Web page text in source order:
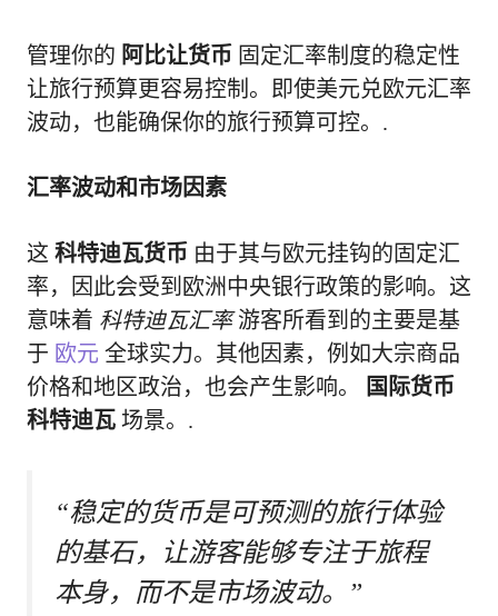
管理你的 阿比让货币 固定汇率制度的稳定性
让旅行预算更容易控制。即使美元兑欧元汇率
波动，也能确保你的旅行预算可控。.
汇率波动和市场因素
这 科特迪瓦货币 由于其与欧元挂钩的固定汇
率，因此会受到欧洲中央银行政策的影响。这
意味着 科特迪瓦汇率游客所看到的主要是基
于 欧元 全球实力。其他因素，例如大宗商品
价格和地区政治，也会产生影响。
国际货币
科特迪瓦 场景。.
“稳定的货币是可预测的旅行体验
的基石，让游客能够专注于旅程
本身，而不是市场波动。”